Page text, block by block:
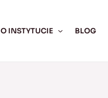
O INSTYTUCIE BLOG